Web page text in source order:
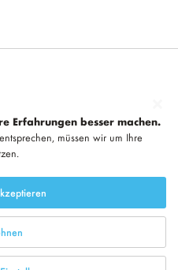
Erfahrungen besser machen.
müssen wir um Ihre